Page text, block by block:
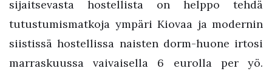
sijaitsevasta hostellista on helppo tehdä
tutustumismatkoja ympäri Kiovaa ja modernin
siistissä hostellissa naisten dorm-huone irtosi
marraskuussa vaivaisella 6 eurolla per yö.